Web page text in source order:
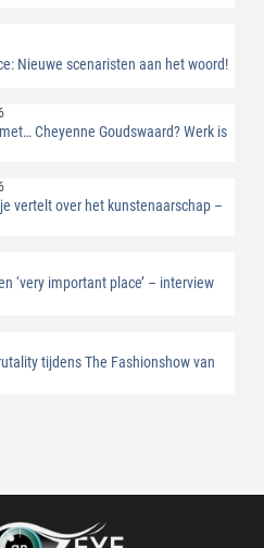
Nieuwe scenaristen aan het woord!
Cheyenne Goudswaard? Werk is
vertelt over het kunstenaarschap –
‘very important place’ – interview
tijdens The Fashionshow van